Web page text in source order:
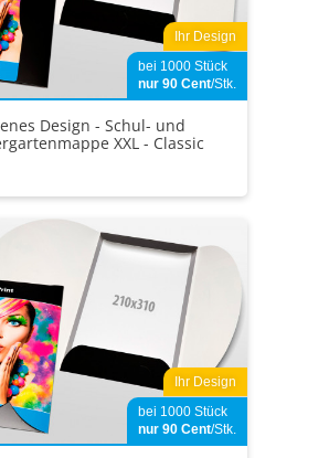
Ihr Design
bei 1000 Stück
nur 90 Cent/Stk.
Design - Schul- und
XXL - Classic
Ihr Design
bei 1000 Stück
nur 90 Cent/Stk.